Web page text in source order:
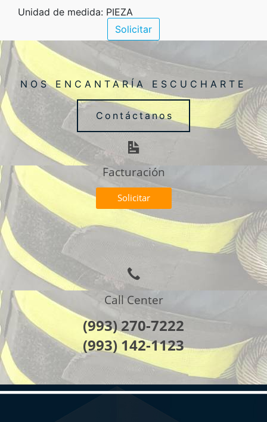
Unidad de medida: PIEZA
Solicitar
NOS ENCANTARÍA ESCUCHARTE
Contáctanos
Facturación
Solicitar
Call Center
(993) 270-7222
(993) 142-1123